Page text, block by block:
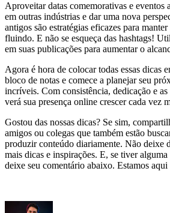
Aproveitar datas comemorativas e eventos
em outras indústrias e dar uma nova
antigos são estratégias eficazes para
fluindo. E não se esqueça das hashtags!
em suas publicações para aumentar o
Agora é hora de colocar todas essas dicas
bloco de notas e comece a planejar seu
incríveis. Com consistência, dedicação e as
verá sua presença online crescer cada vez
Gostou das nossas dicas? Se sim,
amigos ou colegas que também estão
produzir conteúdo diariamente. Não deixe
mais dicas e inspirações. E, se tiver
deixe seu comentário abaixo. Estamos aqui